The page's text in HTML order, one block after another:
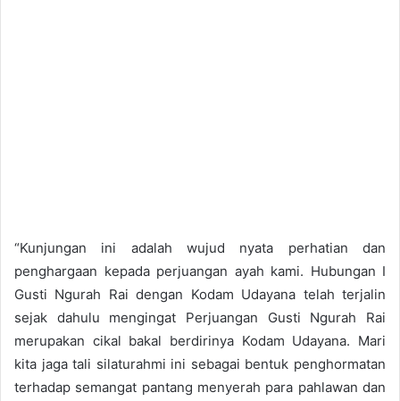
“Kunjungan ini adalah wujud nyata perhatian dan
penghargaan kepada perjuangan ayah kami. Hubungan I
Gusti Ngurah Rai dengan Kodam Udayana telah terjalin
sejak dahulu mengingat Perjuangan Gusti Ngurah Rai
merupakan cikal bakal berdirinya Kodam Udayana. Mari
kita jaga tali silaturahmi ini sebagai bentuk penghormatan
terhadap semangat pantang menyerah para pahlawan dan